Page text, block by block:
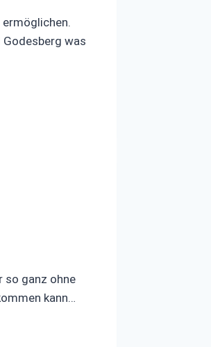
was
so ganz ohne
kann…